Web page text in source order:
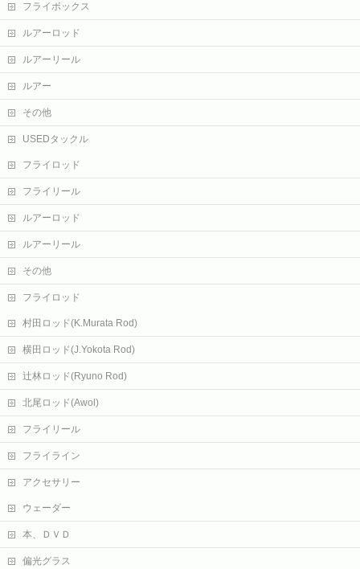
フライボックス
ルアーロッド
ルアーリール
ルアー
その他
USEDタックル
フライロッド
フライリール
ルアーロッド
ルアーリール
その他
フライロッド
村田ロッド(K.Murata Rod)
横田ロッド(J.Yokota Rod)
辻林ロッド(Ryuno Rod)
北尾ロッド(Awol)
フライリール
フライライン
アクセサリー
ウェーダー
本、ＤＶＤ
偏光グラス